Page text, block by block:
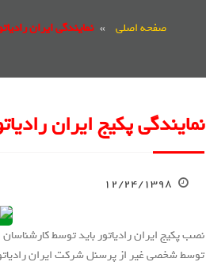
صفحه اصلی » نمایندگی ایران
نمایندگی پکیج ایران
۱۲/۲۴/۱۳۹۸
نصب پکیج ایران رادیاتور باید توسط
توسط شخصی غیر از پرسنل شرکت ایران